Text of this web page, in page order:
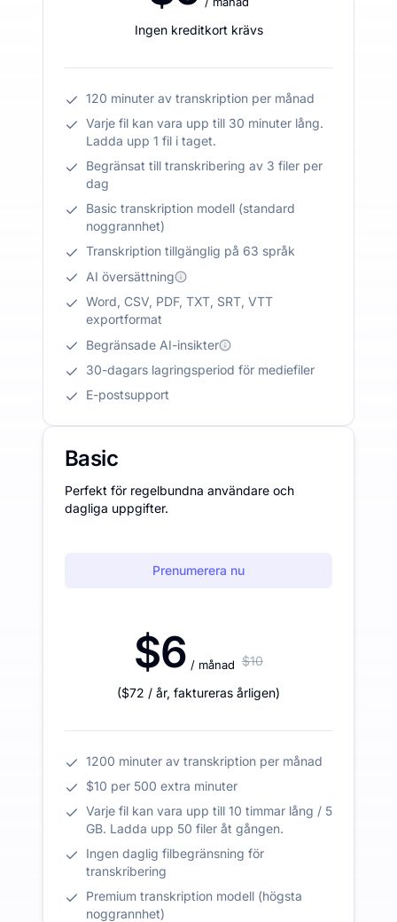
Ingen kreditkort krävs
120 minuter av transkription per månad
Varje fil kan vara upp till 30 minuter lång.
Ladda upp 1 fil i taget.
Begränsat till transkribering av 3 filer per
dag
Basic transkription modell (standard
noggrannhet)
Transkription tillgänglig på 63 språk
AI översättning
Word, CSV, PDF, TXT, SRT, VTT
exportformat
Begränsade AI-insikter
30-dagars lagringsperiod för mediefiler
E-postsupport
Basic
Perfekt för regelbundna användare och
dagliga uppgifter.
Prenumerera nu
$6 / månad $10
($72 / år, faktureras årligen)
1200 minuter av transkription per månad
$10 per 500 extra minuter
Varje fil kan vara upp till 10 timmar lång / 5
GB. Ladda upp 50 filer åt gången.
Ingen daglig filbegränsning för
transkribering
Premium transkription modell (högsta
noggrannhet)